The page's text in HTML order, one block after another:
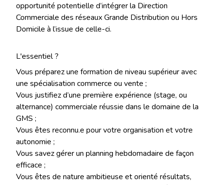
opportunité potentielle d’intégrer la Direction
Commerciale des réseaux Grande Distribution ou Hors
Domicile à l’issue de celle-ci.
L'essentiel ?
Vous préparez une formation de niveau supérieur avec
une spécialisation commerce ou vente ;
Vous justifiez d’une première expérience (stage, ou
alternance) commerciale réussie dans le domaine de la
GMS ;
Vous êtes reconnu.e pour votre organisation et votre
autonomie ;
Vous savez gérer un planning hebdomadaire de façon
efficace ;
Vous êtes de nature ambitieuse et orienté résultats,